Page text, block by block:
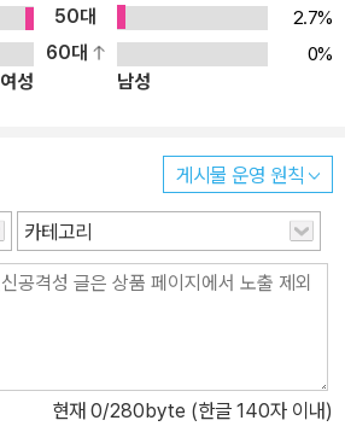
50대
2.7%
60대
0%
여성
남성
게시물 운영 원칙
카테고리
현재 0/280byte (한글 140자 이내)